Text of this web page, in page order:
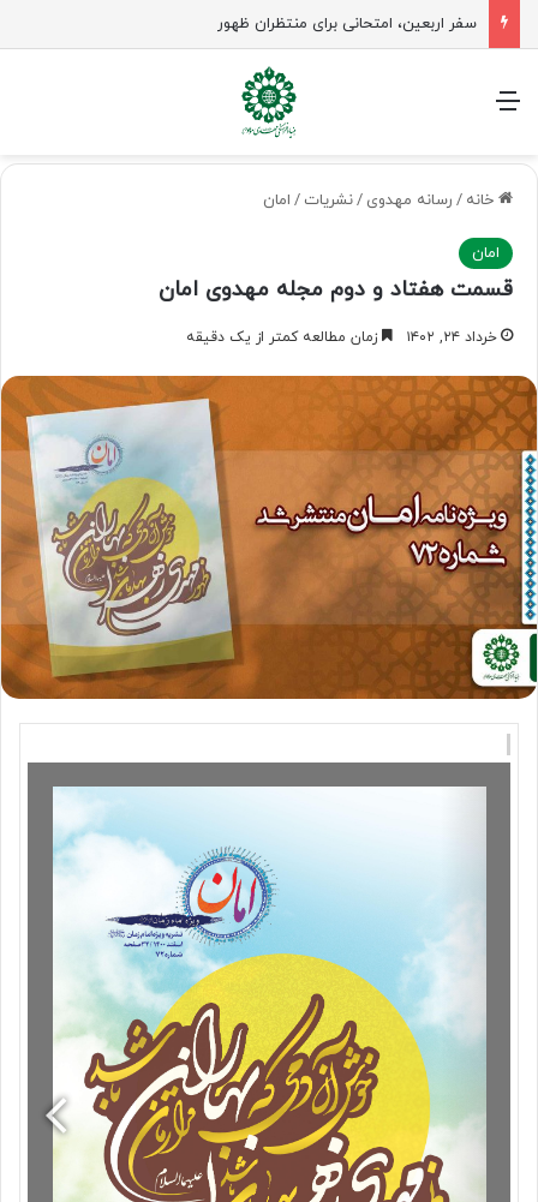
سفر اربعین، امتحانی برای منتظران ظهور
منو
خانه / رسانه مهدوی /نشریات / امان
امان
قسمت هفتاد و دوم مجله مهدوی امان
خرداد ۲۴, ۱۴۰۲ زمان مطالعه کمتر از یک دقیقه